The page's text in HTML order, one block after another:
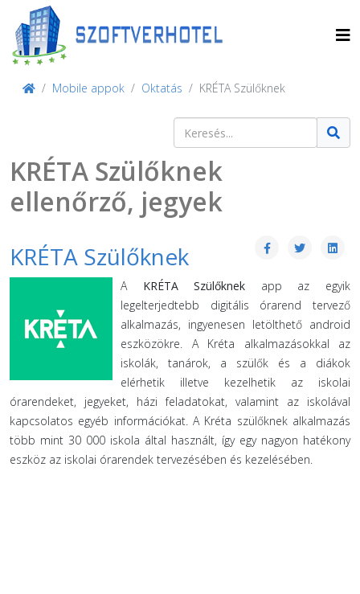
Mobile appok Oktatás KRÉTA Szülőknek
Keresés
KRÉTA Szülőknek
ellenőrző, jegyek
KRÉTA Szülőknek
A KRÉTA Szülőknek app az egyik
legelterjedtebb digitális órarend tervező
alkalmazás, ingyenesen letölthető android
eszközökre. A Kréta alkalmazásokkal az
iskolák, tanárok, a szülők és a diákok
elérhetik illetve kezelhetik az iskolai
órarendeket, jegyeket, házi feladatokat, valamint az iskolával
kapcsolatos egyéb információkat. A Kréta szülőknek alkalmazás
több mint 30 000 iskola által használt, így egy nagyon hatékony
eszköz az iskolai órarendek tervezésében és kezelésében.